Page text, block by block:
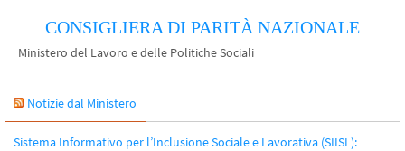
CONSIGLIERA DI PARITÀ NAZIONALE
Ministero del Lavoro e delle Politiche Sociali
Notizie dal Ministero
Sistema Informativo per l’Inclusione Sociale e Lavorativa (SIISL):